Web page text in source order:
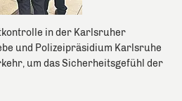
in der Karlsruher
und Polizeipräsidium Karlsruhe
um das Sicherheitsgefühl der